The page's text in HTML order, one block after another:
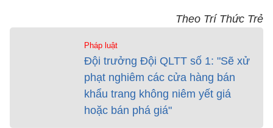
Theo Trí Thức Trẻ
Pháp luật
Đội trưởng Đội QLTT số 1: "Sẽ xử
phạt nghiêm các cửa hàng bán
khẩu trang không niêm yết giá
hoặc bán phá giá"